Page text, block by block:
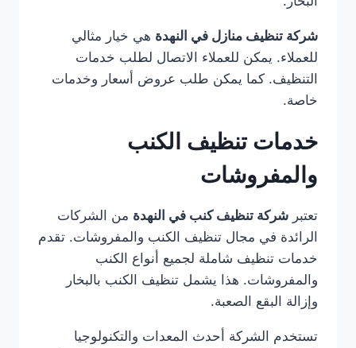
شركة تنظيف منازل في النهدة هي خيار مثالي
للعملاء. يمكن للعملاء الاتصال لطلب خدمات
التنظيف. كما يمكن طلب عروض أسعار وخدمات
خاصة.
خدمات تنظيف الكنب
والمفروشات
تعتبر شركة تنظيف كنب في النهدة من الشركات
الرائدة في مجال تنظيف الكنب والمفروشات. تقدم
خدمات تنظيف شاملة لجميع أنواع الكنب
والمفروشات. هذا يشمل تنظيف الكنب بالبخار
وإزالة البقع الصعبة.
تستخدم الشركة أحدث المعدات والتكنولوجيا